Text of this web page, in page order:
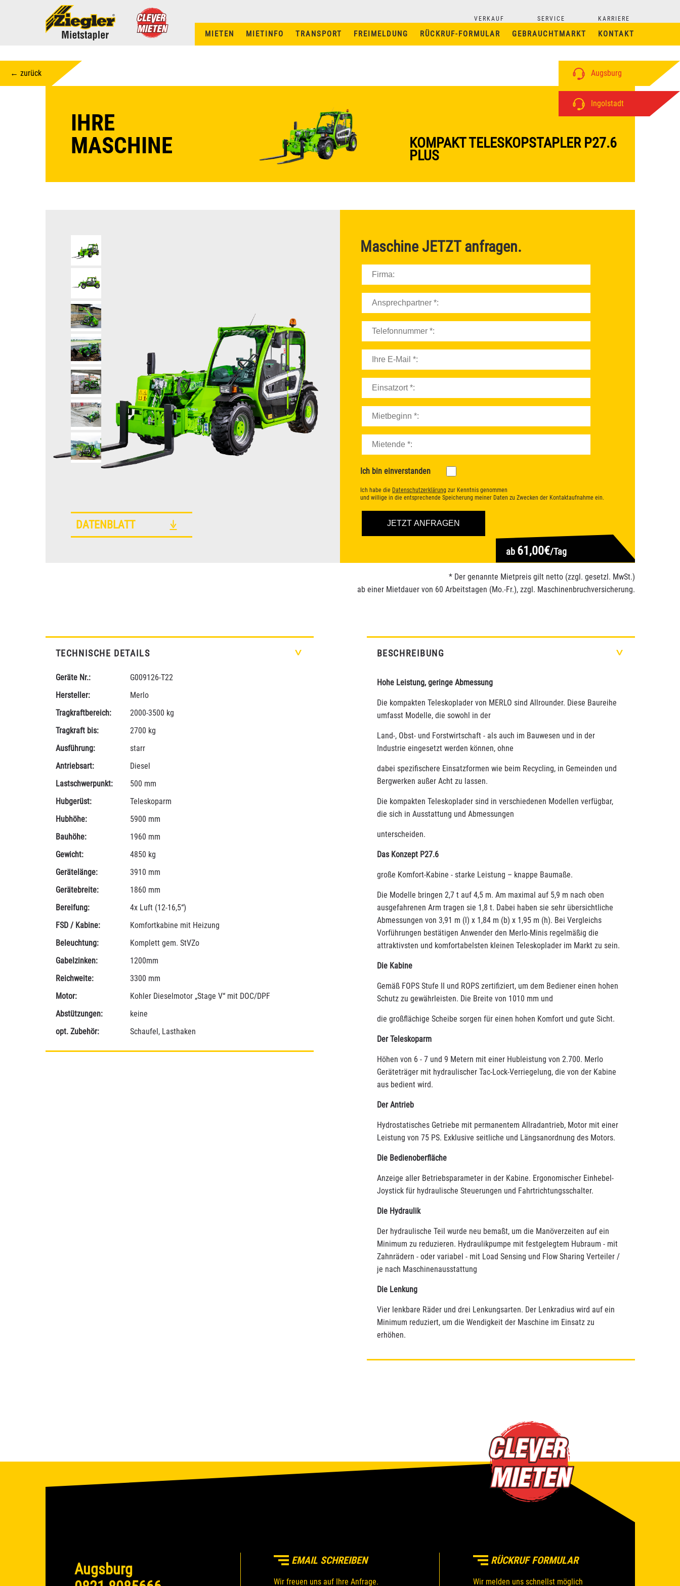
VERKAUF SERVICE KARRIERE
MIETEN MIETINFO
STAPLER MIETEN IN
AUGSBURG
STAPLER MIETEN IN
GELENKTELESKOPBÜHNEN
SCHERENBÜHNEN
GELÄNDESTAPLER
TRANSPORT FREIMELDUNG RÜCKRUF-FORMULAR GEBRAUCHTMARKT KONTAKT
← zurück
IHRE
MASCHINE
KOMPAKT TELESKOPSTAPLER P27.6
PLUS
DATENBLATT
Maschine JETZTanfragen.
Ich bin einverstanden
Ich habe die Datenschutzerklärung zur Kenntnis genommen
und willige in die entsprechende Speicherung meiner Daten zu Zwecken der Kontaktaufnahme ein.
ab 61,00€/Tag
* Der genannte Mietpreis gilt netto (zzgl. gesetzl. MwSt.)
ab einer Mietdauer von 60 Arbeitstagen (Mo.-Fr.), zzgl. Maschinenbruchversicherung.
TECHNISCHE DETAILS >
Geräte Nr.:
G009126-T22
Hersteller:
Merlo
Tragkraftbereich:
2000-3500 kg
Tragkraft bis:
2700 kg
Ausführung:
starr
Antriebsart:
Diesel
Lastschwerpunkt:
500 mm
Hubgerüst:
Teleskoparm
Hubhöhe:
5900 mm
Bauhöhe:
1960 mm
Gewicht:
4850 kg
Gerätelänge:
3910 mm
Gerätebreite:
1860 mm
Bereifung:
4x Luft (12-16,5“)
FSD / Kabine:
Komfortkabine mit Heizung
Beleuchtung:
Komplett gem. StVZo
Gabelzinken:
1200mm
Reichweite:
3300 mm
Motor:
Kohler Dieselmotor „Stage V“ mit DOC/DPF
Abstützungen:
keine
opt. Zubehör:
Schaufel, Lasthaken
BESCHREIBUNG >
Hohe Leistung, geringe Abmessung
Die kompakten Teleskoplader von MERLO sind Allrounder. Diese Baureihe
umfasst Modelle, die sowohl in der
Land-, Obst- und Forstwirtschaft - als auch im Bauwesen und in der
Industrie eingesetzt werden können, ohne
dabei spezifischere Einsatzformen wie beim Recycling, in Gemeinden und
Bergwerken außer Acht zu lassen.
Die kompakten Teleskoplader sind in verschiedenen Modellen verfügbar,
die sich in Ausstattung und Abmessungen
unterscheiden.
Das Konzept P27.6
große Komfort-Kabine - starke Leistung – knappe Baumaße.
Die Modelle bringen 2,7 t auf 4,5 m. Am maximal auf 5,9 m nach oben
ausgefahrenen Arm tragen sie 1,8 t. Dabei haben sie sehr übersichtliche
Abmessungen von 3,91 m (l) x 1,84 m (b) x 1,95 m (h). Bei Vergleichs
Vorführungen bestätigen Anwender den Merlo-Minis regelmäßig die
attraktivsten und komfortabelsten kleinen Teleskoplader im Markt zu sein.
Die Kabine
Gemäß FOPS Stufe II und ROPS zertifiziert, um dem Bediener einen hohen
Schutz zu gewährleisten. Die Breite von 1010 mm und
die großflächige Scheibe sorgen für einen hohen Komfort und gute Sicht.
Der Teleskoparm
Höhen von 6 - 7 und 9 Metern mit einer Hubleistung von 2.700. Merlo
Geräteträger mit hydraulischer Tac-Lock-Verriegelung, die von der Kabine
aus bedient wird.
Der Antrieb
Hydrostatisches Getriebe mit permanentem Allradantrieb, Motor mit einer
Leistung von 75 PS. Exklusive seitliche und Längsanordnung des Motors.
Die Bedienoberfläche
Anzeige aller Betriebsparameter in der Kabine. Ergonomischer Einhebel-
Joystick für hydraulische Steuerungen und Fahrtrichtungsschalter.
Die Hydraulik
Der hydraulische Teil wurde neu bemaßt, um die Manöverzeiten auf ein
Minimum zu reduzieren. Hydraulikpumpe mit festgelegtem Hubraum - mit
Zahnrädern - oder variabel - mit Load Sensing und Flow Sharing Verteiler /
je nach Maschinenausstattung
Die Lenkung
Vier lenkbare Räder und drei Lenkungsarten. Der Lenkradius wird auf ein
Minimum reduziert, um die Wendigkeit der Maschine im Einsatz zu
erhöhen.
Augsburg
Ingolstadt
Augsburg
EMAIL SCHREIBEN
Wir freuen uns auf Ihre Anfrage.
RÜCKRUF FORMULAR
Wir melden uns schnellst möglich